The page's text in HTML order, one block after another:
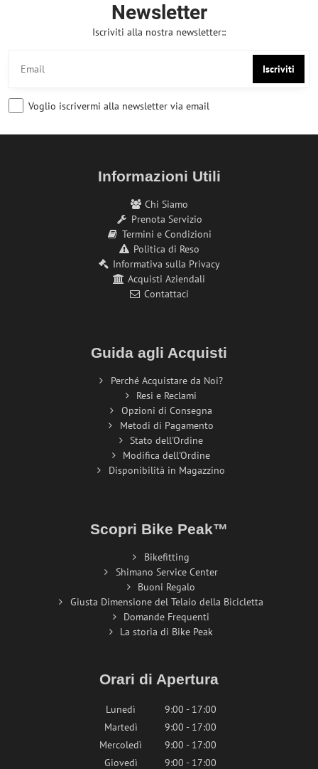
Newsletter
Iscriviti alla nostra newsletter::
Iscriviti
Voglio iscrivermi alla newsletter via email
Informazioni Utili
Chi Siamo
Prenota Servizio
Termini e Condizioni
Politica di Reso
Informativa sulla Privacy
Acquisti Aziendali
Contattaci
Guida agli Acquisti
Perché Acquistare da Noi?
Resi e Reclami
Opzioni di Consegna
Metodi di Pagamento
Stato dell'Ordine
Modifica dell'Ordine
Disponibilità in Magazzino
Scopri Bike Peak™
Bikefitting
Shimano Service Center
Buoni Regalo
Giusta Dimensione del Telaio della Bicicletta
Domande Frequenti
La storia di Bike Peak
Orari di Apertura
Lunedì
9:00 - 17:00
Martedì
9:00 - 17:00
Mercoledì
9:00 - 17:00
Giovedì
9:00 - 17:00